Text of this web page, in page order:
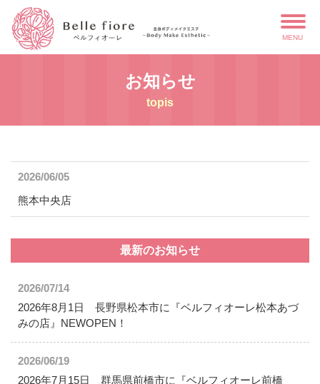
MENU
お知らせ
topis
2026/06/05
熊本中央店
最新のお知らせ
2026/07/14
2026年8月1日 長野県松本市に『ベルフィオーレ松本あづ
みの店』NEWOPEN！
2026/06/19
2026年7月15日 群馬県前橋市に『ベルフィオーレ前橋